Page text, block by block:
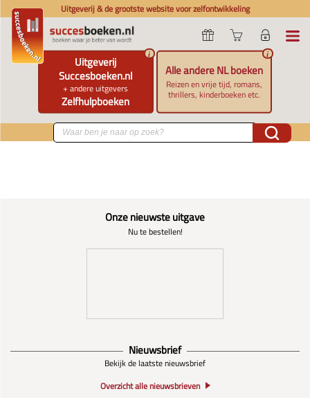
Uitgeverij & de grootste website voor zelfontwikkeling
Uitgeverij
Succesboeken.nl
+ andere uitgevers
Zelfhulpboeken
i
Alle andere NL boeken
Reizen en vrije tijd, romans,
thrillers, kinderboeken etc.
i
Onze nieuwste uitgave
Nu te bestellen!
Nieuwsbrief
Bekijk de laatste nieuwsbrief
Overzicht alle nieuwsbrieven